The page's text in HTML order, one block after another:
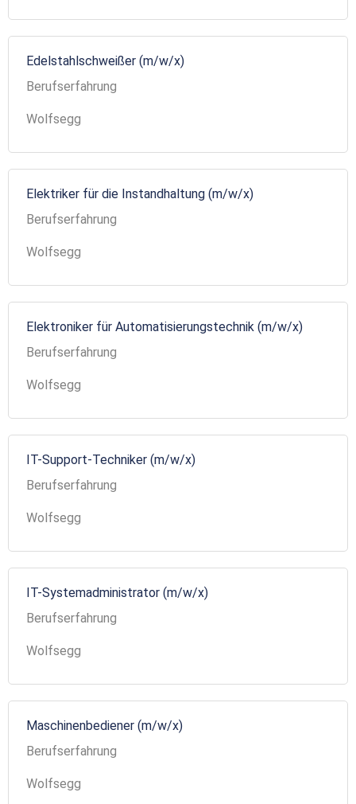
Edelstahlschweißer (m/w/x)
Berufserfahrung
Wolfsegg
Elektriker für die Instandhaltung (m/w/x)
Berufserfahrung
Wolfsegg
Elektroniker für Automatisierungstechnik (m/w/x)
Berufserfahrung
Wolfsegg
IT-Support-Techniker (m/w/x)
Berufserfahrung
Wolfsegg
IT-Systemadministrator (m/w/x)
Berufserfahrung
Wolfsegg
Maschinenbediener (m/w/x)
Berufserfahrung
Wolfsegg